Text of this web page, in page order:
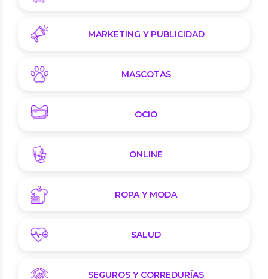
MARKETING Y PUBLICIDAD
MASCOTAS
OCIO
ONLINE
ROPA Y MODA
SALUD
SEGUROS Y CORREDURÍAS